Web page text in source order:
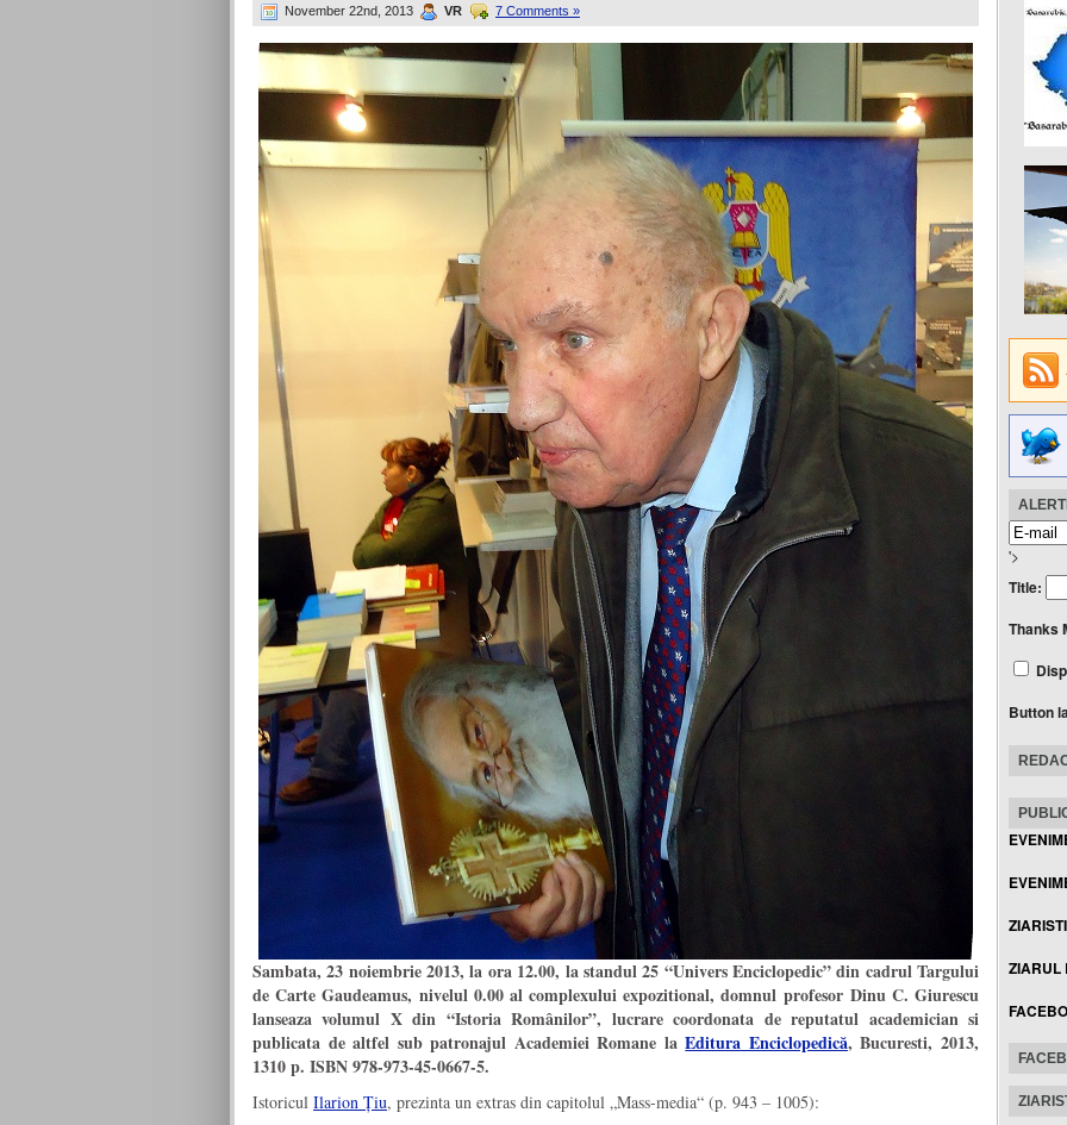
November 22nd, 2013 VR 7 Comments »
Sambata, 23 noiembrie 2013, la ora 12.00, la standul 25 “Univers Enciclopedic” din cadrul Targului
de Carte Gaudeamus, nivelul 0.00 al complexului expozitional, domnul profesor Dinu C. Giurescu
lanseaza volumul X din “Istoria Românilor”, lucrare coordonata de reputatul academician si
publicata de altfel sub patronajul Academiei Romane laEditura Enciclopedică, Bucuresti, 2013,
1310 p. ISBN 978-973-45-0667-5.
Istoricul Ilarion Țiu, prezinta un extras din capitolul „Mass-media“ (p. 943 – 1005):
'>
Title:
Thanks
Button
ZIARUL